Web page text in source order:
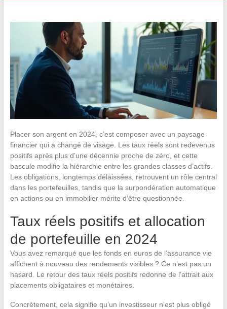
Placer son argent en 2024, c’est composer avec un paysage
financier qui a changé de visage. Les taux réels sont redevenus
positifs après plus d’une décennie proche de zéro, et cette
bascule modifie la hiérarchie entre les grandes classes d’actifs.
Les obligations, longtemps délaissées, retrouvent un rôle central
dans les portefeuilles, tandis que la surpondération automatique
en actions ou en immobilier mérite d’être questionnée.
Taux réels positifs et allocation
de portefeuille en 2024
Vous avez remarqué que les fonds en euros de l’assurance vie
affichent à nouveau des rendements visibles ? Ce n’est pas un
hasard. Le retour des taux réels positifs redonne de l’attrait aux
placements obligataires et monétaires.
Concrètement, cela signifie qu’un investisseur n’est plus obligé